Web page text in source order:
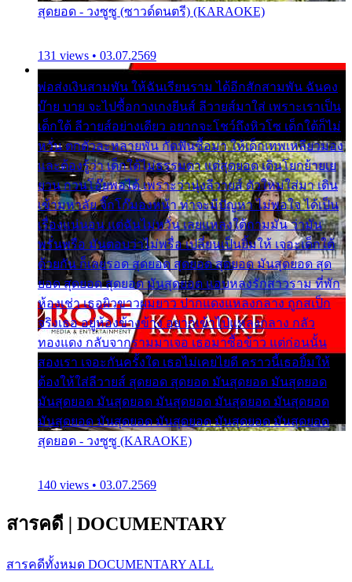
สุดยอด - วงซูซู (ซาวด์ดนตรี) (KARAOKE)
131 views • 03.07.2569
พ่อส่งเงินสามพัน ให้ฉันเรียนราม ได้อีกสักสามพัน ฉันคง
บ๊าย บาย จะไปซื้อกางเกงยีนส์ ลีวายส์มาใส่ เพราะเราเป็น
เด็กใต้ ลีวายส์อย่างเดียว อยากจะโชว์ถึงหิวโซ เด็กใต้ก็ไม่
หวั่น ตกตัวละหลายพัน กัดฟันซื้อมา ให้เด็กเทพเหลียวมอง
และต้องรู้ว่า เด็กใต้ไม่ธรรมดา แต่สุดยอด เดินโยกย้ายเย
ยวน กวนโอ๊ยพอได้ เพราะว่านุ่งลีวายส์ ตัวใหม่ใส่มา เดิน
เข้ามหาลัย จิ๊กโก๊มองหน้า ท่าจะมีปัญหา ไม่พอใจ ได้เป็น
เรื่องแน่นอน แต่ฉันไม่หวั่น เลยแหลงใต้ถามมัน ว่ามัน
พรั่นพรือ มันตอบว่าไม่พรื่อ เปลี่ยนเป็นยิ้มให้ เจอะเด็กใต้
ด้วยกัน ก็เลยรอด สุดยอด สุดยอด สุดยอด มันสุดยอด สุด
ยอด สุดยอด สุดยอด มันสุดยอด แอบหลงรักสาวราม ที่พัก
ห้องเช่า เธอผิวขาวผมยาว ปากแดงแหลงกลาง ถูกสเป็ก
จริงเธอ อยู่ห้องข้างข้าง อยากเข้าไปแหลงกลาง กลัว
ทองแดง กลับจากรามมาเจอ เธอมาซื้อข้าว แต่ก่อนนั้น
สองเรา เจอะกันครั้งใด เธอไม่เคยไยดี คราวนี้เธอยิ้มให้
ต้องให้ใส่ลีวายส์ สุดยอด สุดยอด มันสุดยอด มันสุดยอด
มันสุดยอด มันสุดยอด มันสุดยอด มันสุดยอด มันสุดยอด
มันสุดยอด มันสุดยอด มันสุดยอด มันสุดยอด มันสุดยอด
สุดยอด - วงซูซู (KARAOKE)
140 views • 03.07.2569
สารคดี | DOCUMENTARY
สารคดีทั้งหมด DOCUMENTARY ALL